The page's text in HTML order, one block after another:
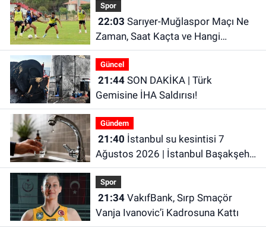
Spor
22:03
Zaman, Saat Kaçta ve Hangi
Kanalda?
Güncel
21:44SON DAKİKA | Türk
Gemisine İHA Saldırısı!
Gündem
21:40
Ağustos 2026 | İstanbul Başakşehir
Su Kesintisi | İstanbul’da Son
Dakika Su Kesintileri!
Spor
21:34VakıfBank, Sırp Smaçör
Vanja Ivanovic’i Kadrosuna Kattı